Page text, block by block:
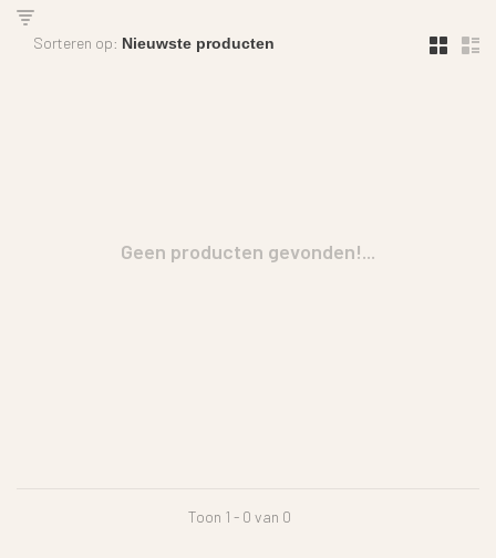
Sorteren op:
Geen producten gevonden!...
Toon 1 - 0 van 0